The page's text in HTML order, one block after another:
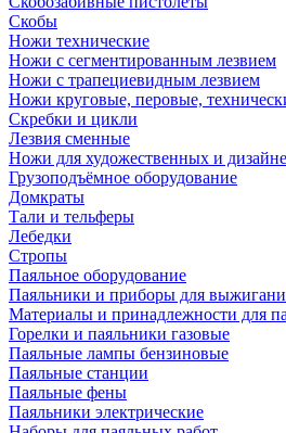
Скобы
Ножи технические
Ножи с сегментированным лезвием
Ножи с трапециевидным лезвием
Ножи круговые, перовые,
Скребки и цикли
Лезвия сменные
Ножи для художественных и
Грузоподъёмное оборудование
Домкраты
Тали и тельферы
Лебедки
Стропы
Паяльное оборудование
Паяльники и приборы для
Материалы и принадлежности для
Горелки и паяльники газовые
Паяльные лампы бензиновые
Паяльные станции
Паяльные фены
Паяльники электрические